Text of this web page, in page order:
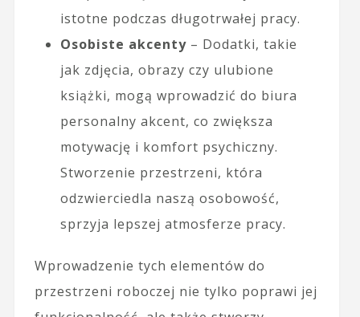
istotne podczas długotrwałej pracy.
Osobiste akcenty– Dodatki, takie
jak zdjęcia, obrazy czy ulubione
książki, mogą wprowadzić do biura
personalny akcent, co zwiększa
motywację i komfort psychiczny.
Stworzenie przestrzeni, która
odzwierciedla naszą osobowość,
sprzyja lepszej atmosferze pracy.
Wprowadzenie tych elementów do
przestrzeni roboczej nie tylko poprawi jej